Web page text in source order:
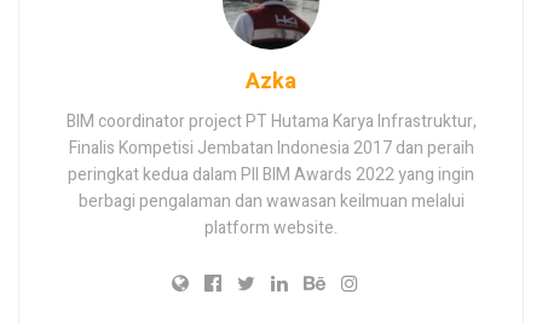
Azka
BIM coordinator project PT Hutama Karya Infrastruktur,
Finalis Kompetisi Jembatan Indonesia 2017 dan peraih
peringkat kedua dalam PII BIM Awards 2022 yang ingin
berbagi pengalaman dan wawasan keilmuan melalui
platform website.